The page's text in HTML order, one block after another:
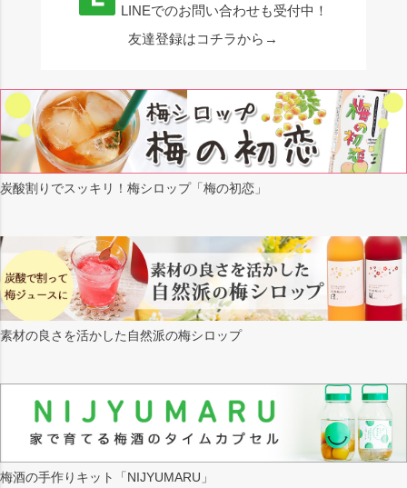
LINEでのお問い合わせも受付中！
友達登録はコチラから→
炭酸割りでスッキリ！梅シロップ「梅の初恋」
素材の良さを活かした自然派の梅シロップ
梅酒の手作りキット「NIJYUMARU」